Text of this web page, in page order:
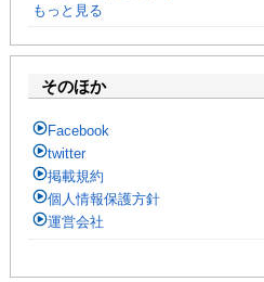
もっと見る
そのほか
Facebook
twitter
掲載規約
個人情報保護方針
運営会社
ながさき市ebooks
さいかいイーブックス